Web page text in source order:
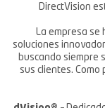
DirectVision
La empresa se
soluciones
buscando siempre
sus clientes.